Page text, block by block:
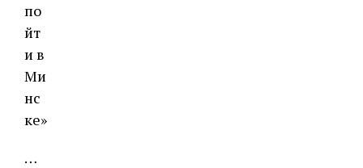
по
йт
и в
Ми
нс
ке»
…